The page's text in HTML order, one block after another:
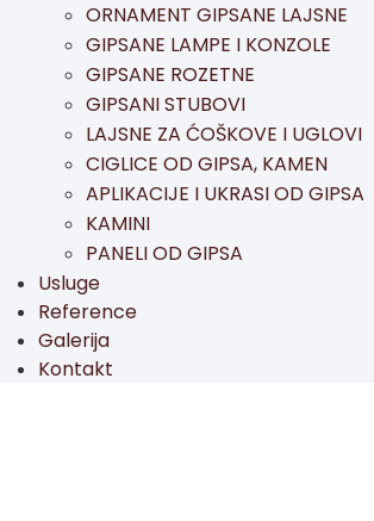
ORNAMENT GIPSANE LAJSNE
GIPSANE LAMPE I KONZOLE
GIPSANE ROZETNE
GIPSANI STUBOVI
LAJSNE ZA ĆOŠKOVE I UGLOVI
CIGLICE OD GIPSA, KAMEN
APLIKACIJE I UKRASI OD GIPSA
KAMINI
PANELI OD GIPSA
Usluge
Reference
Galerija
Kontakt